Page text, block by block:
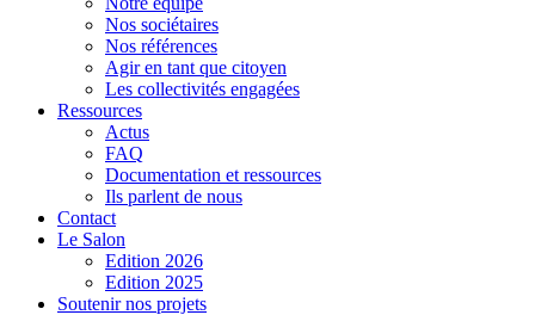
Nos sociétaires
Nos références
Agir en tant que citoyen
Les collectivités engagées
Ressources
Actus
FAQ
Documentation et ressources
Ils parlent de nous
Contact
Le Salon
Edition 2026
Edition 2025
Soutenir nos projets